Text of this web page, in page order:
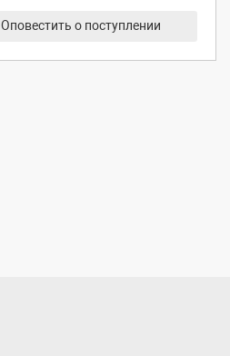
Оповестить о поступлении